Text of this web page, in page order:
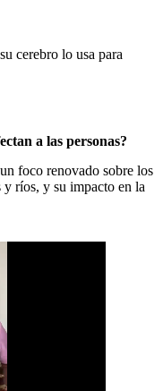
cerebro lo usa para
a las personas?
foco renovado sobre los
y ríos, y su impacto en la